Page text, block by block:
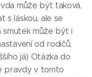
může být taková,
s láskou, ale se
smutek může být i
od rodičů,
já) Otázka do
pravdy v tomto